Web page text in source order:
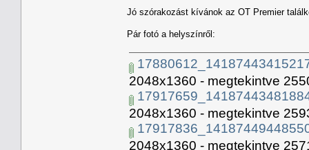
Jó szórakozást kívánok az OT Premier
Pár fotó a helyszínről:
2048x1360 - megtekintve
2048x1360 - megtekintve
2048x1360 - megtekintve